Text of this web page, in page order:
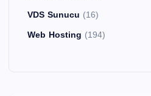
VDS Sunucu (16)
Web Hosting (194)